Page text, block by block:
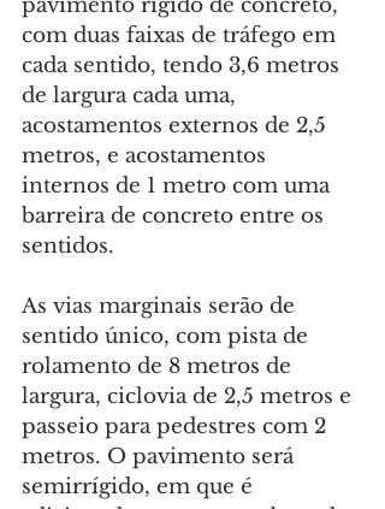
pavimento rígido de concreto,
com duas faixas de tráfego em
cada sentido, tendo 3,6 metros
de largura cada uma,
acostamentos externos de 2,5
metros, e acostamentos
internos de 1 metro com uma
barreira de concreto entre os
sentidos.
As vias marginais serão de
sentido único, com pista de
rolamento de 8 metros de
largura, ciclovia de 2,5 metros e
passeio para pedestres com 2
metros. O pavimento será
semirrígido, em que é